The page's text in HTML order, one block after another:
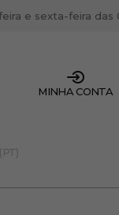
e sexta-feira das
MINHA CONTA
(PT)